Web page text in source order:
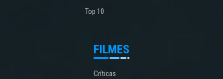
Top 10
FILMES
Críticas